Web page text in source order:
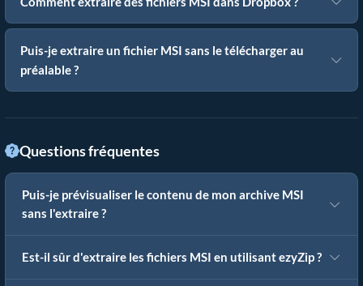
Puis-je extraire un fichier MSI sans le télécharger au
préalable ?
Questions fréquentes
Puis-je prévisualiser le contenu de mon archive MSI
sans l'extraire ?
Est-il sûr d'extraire les fichiers MSI en utilisant ezyZip ?